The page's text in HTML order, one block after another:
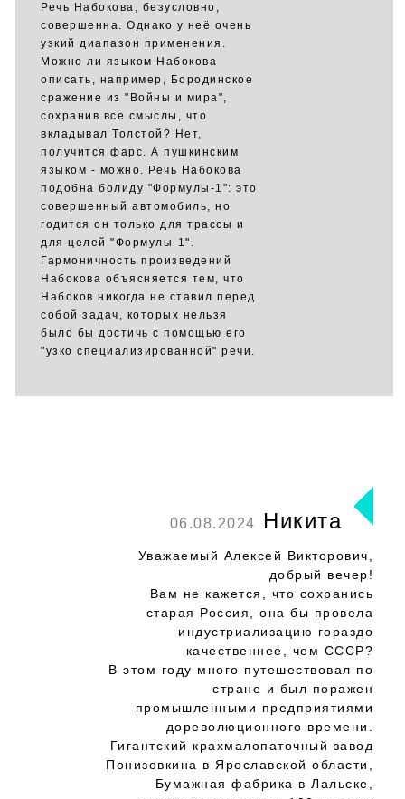
Речь Набокова, безусловно,
совершенна. Однако у неё очень
узкий диапазон применения.
Можно ли языком Набокова
описать, например, Бородинское
сражение из "Войны и мира",
сохранив все смыслы, что
вкладывал Толстой? Нет,
получится фарс. А пушкинским
языком - можно. Речь Набокова
подобна болиду "Формулы-1": это
совершенный автомобиль, но
годится он только для трассы и
для целей "Формулы-1".
Гармоничность произведений
Набокова объясняется тем, что
Набоков никогда не ставил перед
собой задач, которых нельзя
было бы достичь с помощью его
"узко специализированной" речи.
06.08.2024 Никита
Уважаемый Алексей Викторович,
добрый вечер!
Вам не кажется, что сохранись
старая Россия, она бы провела
индустриализацию гораздо
качественнее, чем СССР?
В этом году много путешествовал по
стране и был поражен
промышленными предприятиями
дореволюционного времени.
Гигантский крахмалопаточный завод
Понизовкина в Ярославской области,
Бумажная фабрика в Лальске,